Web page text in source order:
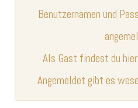
Benutzernamen und
Als Gast findest du
Angemeldet gibt es